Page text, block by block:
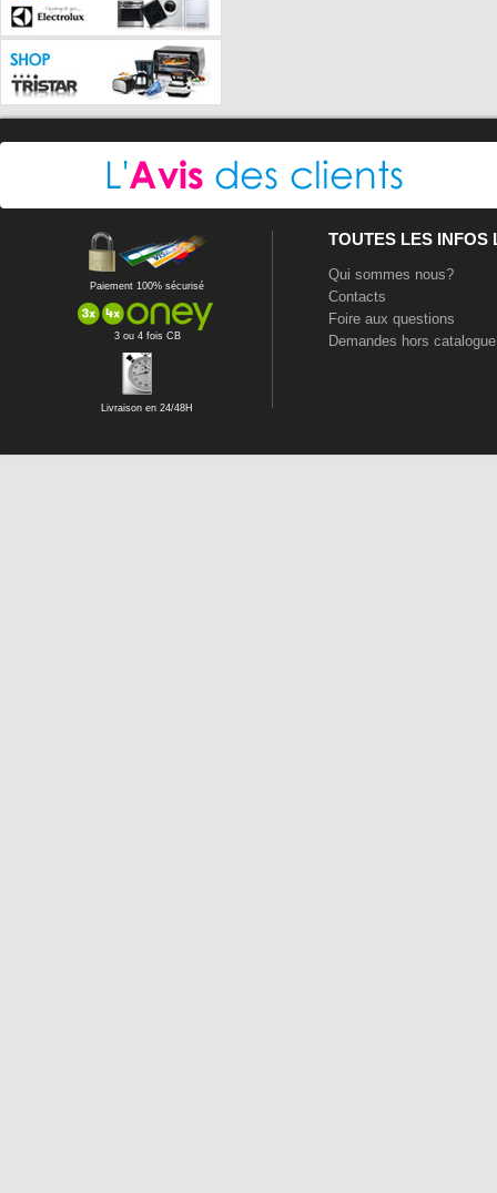
Paiement 100% sécurisé
3 ou 4 fois CB
Livraison en 24/48H
TOUTES LES INFOS
Qui sommes nous?
Contacts
Foire aux questions
Demandes hors catalogue